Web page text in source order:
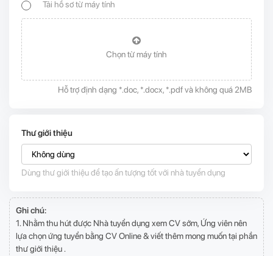
Tải hồ sơ từ máy tính
Chọn từ máy tính
Hỗ trợ định dạng *.doc, *.docx, *.pdf và không quá 2MB
Thư giới thiệu
Dùng thư giới thiệu để tạo ấn tượng tốt với nhà tuyển dụng
Ghi chú:
1. Nhằm thu hút được Nhà tuyển dụng xem CV sớm, Ứng viên nên
lựa chọn ứng tuyển bằng CV Online & viết thêm mong muốn tại phần
thư giới thiệu .